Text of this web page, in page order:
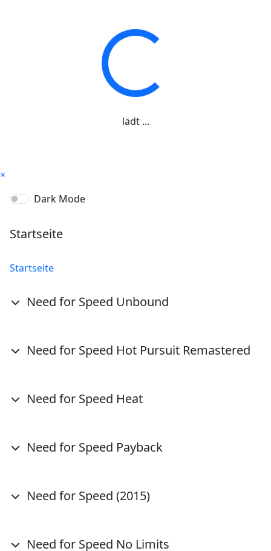
lädt ...
×
Dark Mode
Startseite
Startseite
Need for Speed Unbound
Need for Speed Hot Pursuit Remastered
Need for Speed Heat
Need for Speed Payback
Need for Speed (2015)
Need for Speed No Limits